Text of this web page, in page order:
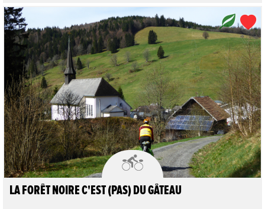

LA FORÊT NOIRE C'EST (PAS) DU GÂTEAU